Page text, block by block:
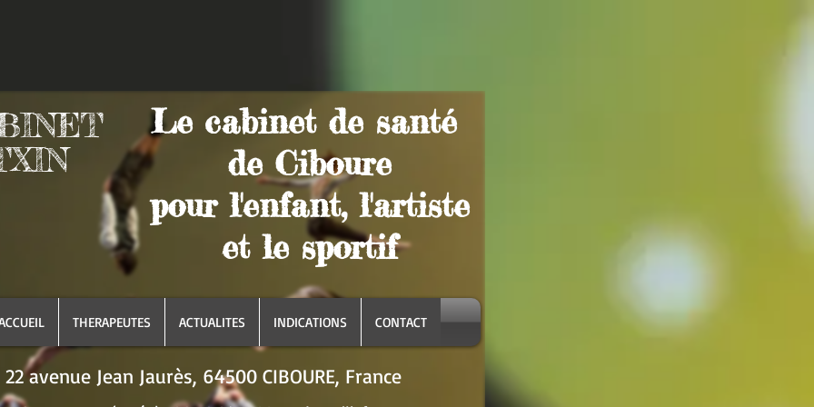
Le cabinet de santé
de Ciboure
pour l'enfant, l'artiste
et le sportif
THERAPEUTES ACTUALITES INDICATIONS CONTACT
22 avenue Jean Jaurès, 64500 CIBOURE, France